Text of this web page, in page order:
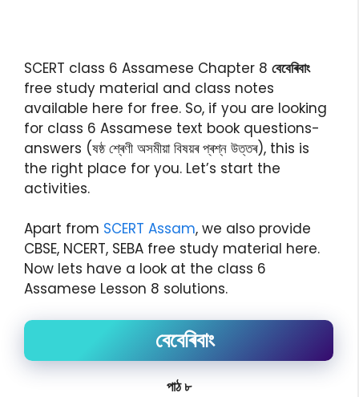
SCERT class 6 Assamese Chapter 8 বেবেৰিবাং
free study material and class notes
available here for free. So, if you are looking
for class 6 Assamese text book questions-
answers (ষষ্ঠ শ্ৰেণী অসমীয়া বিষয়ৰ প্ৰশ্ন উত্তৰ), this is
the right place for you. Let’s start the
activities.
Apart from SCERT Assam, we also provide
CBSE, NCERT, SEBA free study material here.
Now lets have a look at the class 6
Assamese Lesson 8 solutions.
বেবেৰিবাং
পাঠ ৮